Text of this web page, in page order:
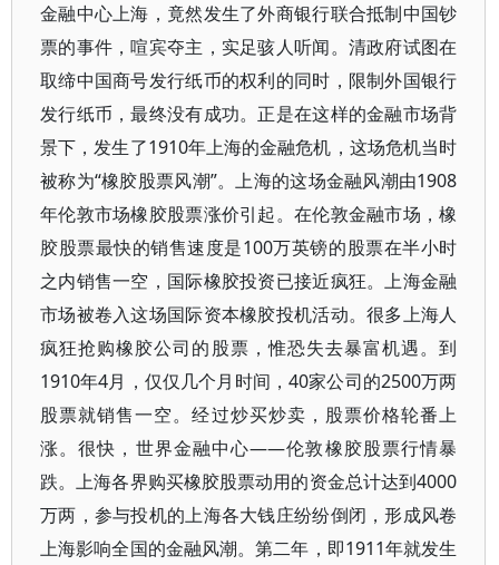
金融中心上海，竟然发生了外商银行联合抵制中国钞
票的事件，喧宾夺主，实足骇人听闻。清政府试图在
取缔中国商号发行纸币的权利的同时，限制外国银行
发行纸币，最终没有成功。正是在这样的金融市场背
景下，发生了1910年上海的金融危机，这场危机当时
被称为“橡胶股票风潮”。上海的这场金融风潮由1908
年伦敦市场橡胶股票涨价引起。在伦敦金融市场，橡
胶股票最快的销售速度是100万英镑的股票在半小时
之内销售一空，国际橡胶投资已接近疯狂。上海金融
市场被卷入这场国际资本橡胶投机活动。很多上海人
疯狂抢购橡胶公司的股票，惟恐失去暴富机遇。到
1910年4月，仅仅几个月时间，40家公司的2500万两
股票就销售一空。经过炒买炒卖，股票价格轮番上
涨。很快，世界金融中心——伦敦橡胶股票行情暴
跌。上海各界购买橡胶股票动用的资金总计达到4000
万两，参与投机的上海各大钱庄纷纷倒闭，形成风卷
上海影响全国的金融风潮。第二年，即1911年就发生